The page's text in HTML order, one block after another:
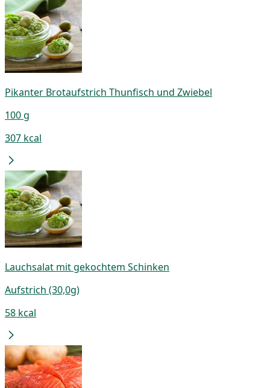
Pikanter Brotaufstrich Thunfisch und Zwiebel
100 g
307 kcal
Lauchsalat mit gekochtem Schinken
Aufstrich (30,0g)
58 kcal